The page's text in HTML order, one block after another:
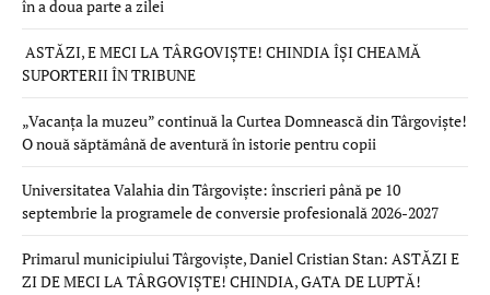
în a doua parte a zilei
ASTĂZI, E MECI LA TÂRGOVIȘTE! CHINDIA ÎȘI CHEAMĂ
SUPORTERII ÎN TRIBUNE
„Vacanța la muzeu” continuă la Curtea Domnească din Târgoviște!
O nouă săptămână de aventură în istorie pentru copii
Universitatea Valahia din Târgoviște: înscrieri până pe 10
septembrie la programele de conversie profesională 2026-2027
Primarul municipiului Târgoviște, Daniel Cristian Stan: ASTĂZI E
ZI DE MECI LA TÂRGOVIȘTE! CHINDIA, GATA DE LUPTĂ!